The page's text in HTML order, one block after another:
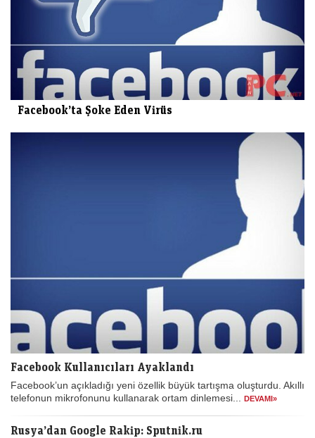
Facebook’ta Şoke Eden Virüs
Facebook Kullanıcıları Ayaklandı
Facebook’un açıkladığı yeni özellik büyük tartışma oluşturdu. Akıllı
telefonun mikrofonunu kullanarak ortam dinlemesi...
DEVAMI»
Rusya’dan Google Rakip: Sputnik.ru